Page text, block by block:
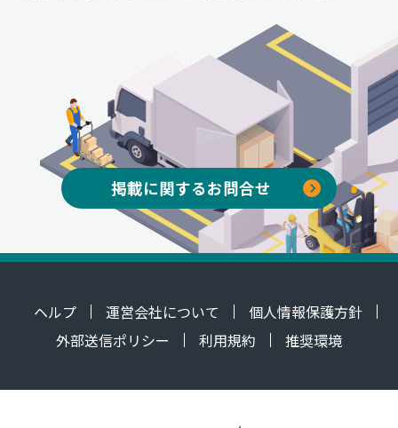
掲載に関するお問合せ
ヘルプ 運営会社について
個人情報保護方針
外部送信ポリシー
利用規約 推奨環境